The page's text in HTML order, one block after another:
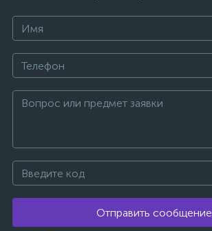
Отправить сообщение